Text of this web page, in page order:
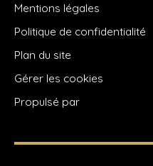
Mentions légales
Politique de confidentialité
Plan du site
Gérer les cookies
Propulsé par